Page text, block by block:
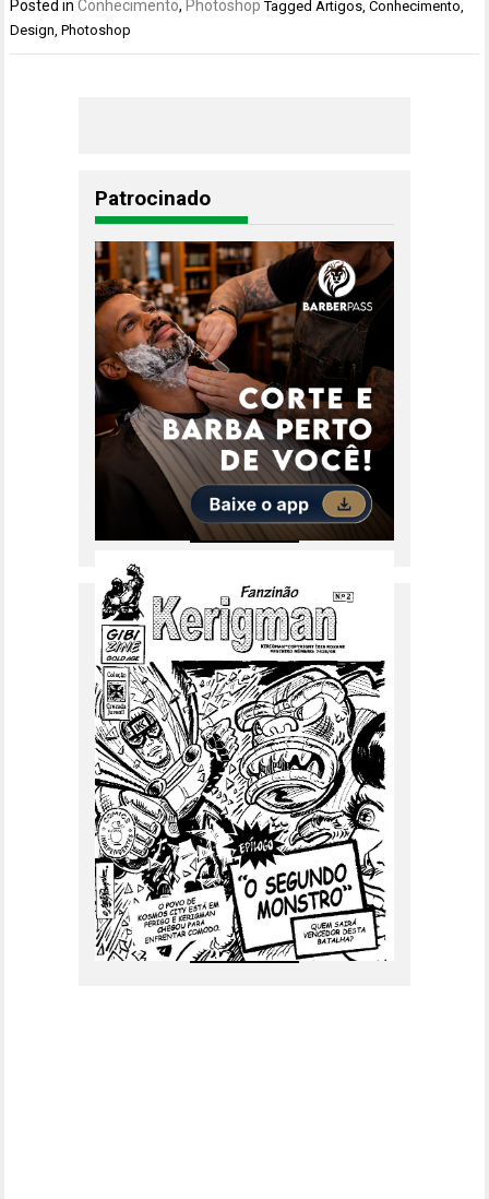
Posted inConhecimento, Photoshop Tagged Artigos ,Conhecimento
Design ,Photoshop
Patrocinado